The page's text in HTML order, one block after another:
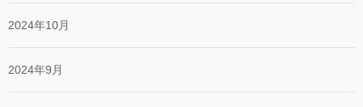
2024年10月
2024年9月